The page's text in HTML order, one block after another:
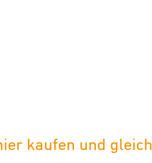
kaufen und gleich